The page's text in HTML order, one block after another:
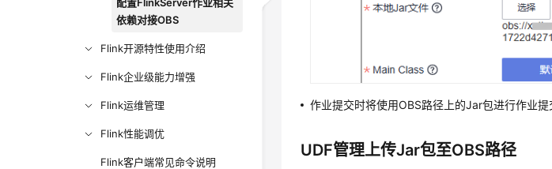
依赖对接OBS
Flink开源特性使用介绍
Flink企业级能力增强
Flink运维管理
Flink性能调优
Flink客户端常见命令说明
作业提交时将使用OBS路径上的Jar包进行作业提
UDF管理上传Jar包至OBS路径